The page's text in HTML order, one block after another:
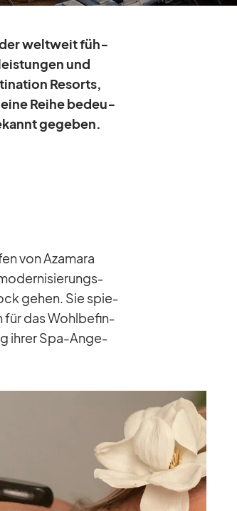
der welt­weit füh­
und
Re­sorts,
Reihe be­deu­
ge­ge­ben.
von Aza­mara
ge­hen. Sie spie­
für das Wohl­be­fin­
ih­rer Spa-An­ge­